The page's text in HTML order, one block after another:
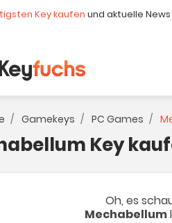
Key kaufen und aktuelle
Gamekeys PC Games
Key
Oh, es
Mechabellum